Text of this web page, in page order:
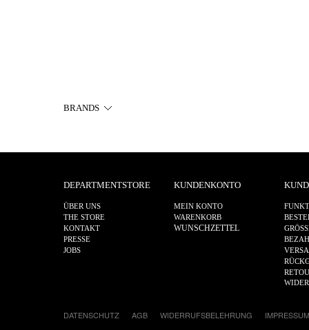
BRANDS
DEPARTMENTSTORE
ÜBER UNS
THE STORE
KONTAKT
PRESSE
JOBS
KUNDENKONTO
MEIN KONTO
WARENKORB
WUNSCHZETTEL
DATENSCHUTZ AGB WIDERRUFSBELEHRUNG
IMPRESSUM